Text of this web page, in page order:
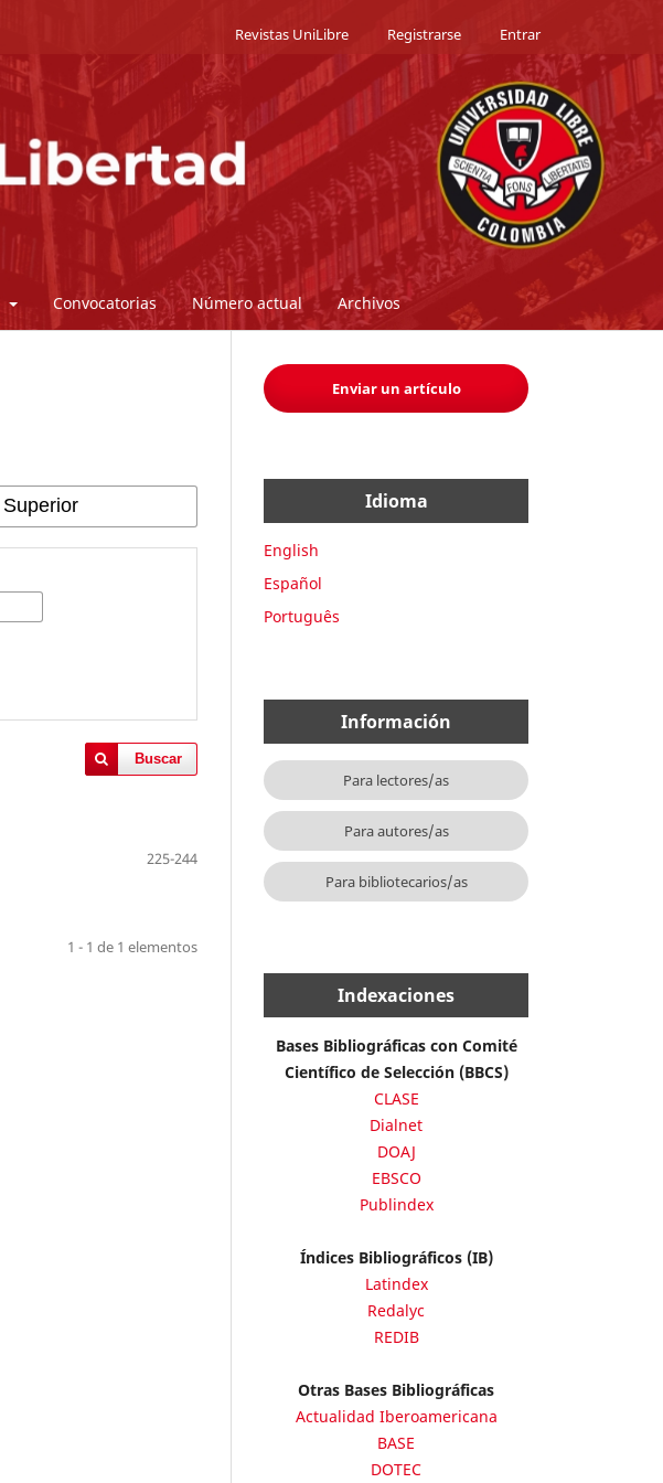
Convocatorias Número actual Archivos
Revistas UniLibre Registrarse Entrar
Buscar
225-244
1 - 1 de 1 elementos
Enviar un artículo
Idioma
English
Español
Português
Información
Para lectores/as
Para autores/as
Para bibliotecarios/as
Indexaciones
Bases Bibliográficas con Comité
Científico de Selección (BBCS)
CLASE
Dialnet
DOAJ
EBSCO
Publindex
Índices Bibliográficos (IB)
Latindex
Redalyc
REDIB
Otras Bases Bibliográficas
Actualidad Iberoamericana
BASE
DOTEC